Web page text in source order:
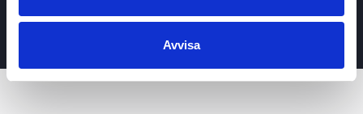
Avvisa
För företag